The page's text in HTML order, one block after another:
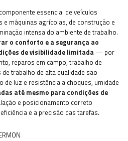
essencial de veículos
máquinas agrícolas, de construção e
intensa do ambiente de trabalho.
o conforto e a segurança ao
de visibilidade limitada— por
reparos em campo, trabalho de
trabalho de alta qualidade são
luz e resistência a choques, umidade
até mesmo para condições de
e posicionamento correto
e a precisão das tarefas.